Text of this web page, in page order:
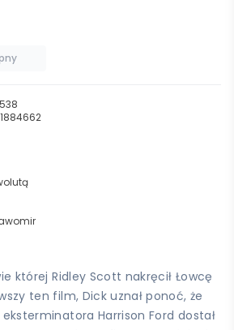
której Ridley Scott nakręcił Łowcę
ten film, Dick uznał ponoć, że
Harrison Ford dostał